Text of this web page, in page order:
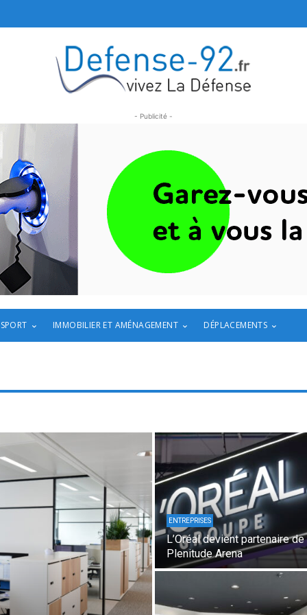
- Publicité -
IMMOBILIER ET AMÉNAGEMENT DÉPLACEMENTS
ENTREPRISES
L’Oréal devient partenaire de
Plenitude Arena